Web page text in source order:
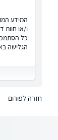
המידע
ו/או חוות
כל
הגלישה
חזרה לפורום